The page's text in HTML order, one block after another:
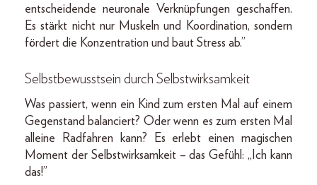
entscheidende neuronale Verknüpfungen geschaffen.
Es stärkt nicht nur Muskeln und Koordination, sondern
fördert die Konzentration und baut Stress ab.”
Selbstbewusstsein durch Selbstwirksamkeit
Was passiert, wenn ein Kind zum ersten Mal auf einem
Gegenstand balanciert? Oder wenn es zum ersten Mal
alleine Radfahren kann? Es erlebt einen magischen
Moment der Selbstwirksamkeit – das Gefühl: „Ich kann
das!”